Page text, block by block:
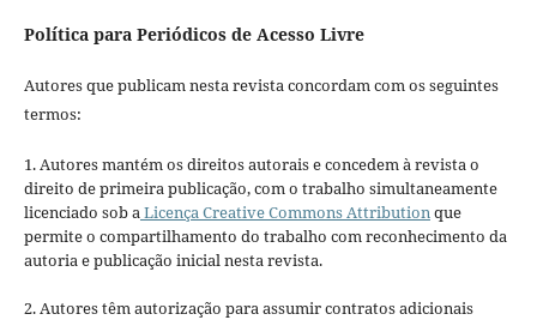
Política para Periódicos de Acesso Livre
Autores que publicam nesta revista concordam com os seguintes
termos:
1. Autores mantém os direitos autorais e concedem à revista o
direito de primeira publicação, com o trabalho simultaneamente
licenciado sob aLicença Creative Commons Attributionque
permite o compartilhamento do trabalho com reconhecimento da
autoria e publicação inicial nesta revista.
2. Autores têm autorização para assumir contratos adicionais